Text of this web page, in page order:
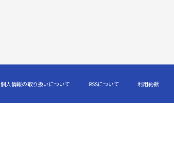
個人情報の取り扱いについて RSSについて 利用約款